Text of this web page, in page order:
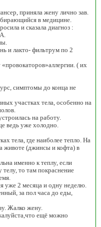
приняла жену лично зав.
в медицине.
и сказала диагноз :
и лакто- фильтрум по 2
( их
симптомы до конца не
участках тела, особенно на
на работу.
ведь уже холодно.
тела, где наиболее тепло. На
животе (джинсы и кофта) в
именно к теплу, если
телу, то там покраснение
уже 2 месяца и одну неделю.
за пол часа до еды,
Жалко жену.
ещё можно